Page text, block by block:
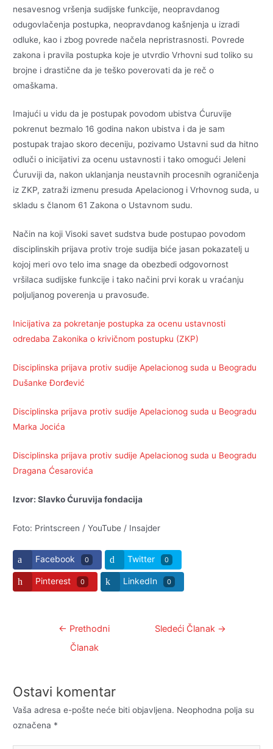
nesavesnog vršenja sudijske funkcije, neopravdanog
odugovlačenja postupka, neopravdanog kašnjenja u izradi
odluke, kao i zbog povrede načela nepristrasnosti. Povrede
zakona i pravila postupka koje je utvrdio Vrhovni sud toliko su
brojne i drastične da je teško poverovati da je reč o
omaškama.
Imajući u vidu da je postupak povodom ubistva Ćuruvije
pokrenut bezmalo 16 godina nakon ubistva i da je sam
postupak trajao skoro deceniju, pozivamo Ustavni sud da hitno
odluči o inicijativi za ocenu ustavnosti i tako omogući Jeleni
Ćuruviji da, nakon uklanjanja neustavnih procesnih ograničenja
iz ZKP, zatraži izmenu presuda Apelacionog i Vrhovnog suda, u
skladu s članom 61 Zakona o Ustavnom sudu.
Način na koji Visoki savet sudstva bude postupao povodom
disciplinskih prijava protiv troje sudija biće jasan pokazatelj u
kojoj meri ovo telo ima snage da obezbedi odgovornost
vršilaca sudijske funkcije i tako načini prvi korak u vraćanju
poljuljanog poverenja u pravosuđe.
Inicijativa za pokretanje postupka za ocenu ustavnosti
odredaba Zakonika o krivičnom postupku (ZKP)
Disciplinska prijava protiv sudije Apelacionog suda u Beogradu
Dušanke Đorđević
Disciplinska prijava protiv sudije Apelacionog suda u Beogradu
Marka Jocića
Disciplinska prijava protiv sudije Apelacionog suda u Beogradu
Dragana Ćesarovića
Izvor: Slavko Ćuruvija fondacija
Foto: Printscreen / YouTube / Insajder
Facebook 0 Twitter 0
Pinterest 0 LinkedIn 0
Kretanje← Prethodni
Članak
Sledeći Članak →
Ostavi komentar
Vaša adresa e-pošte neće biti objavljena. Neophodna polja su
označena *